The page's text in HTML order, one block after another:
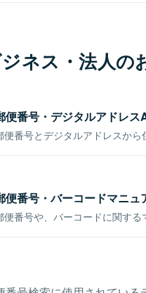
ジネス・法人の
便番号・デジタルアドレス
便番号とデジタルアドレスから
便番号・バーコードマニュ
便番号や、バーコードに関する